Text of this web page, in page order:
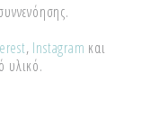
, Instagram και
υλικό.